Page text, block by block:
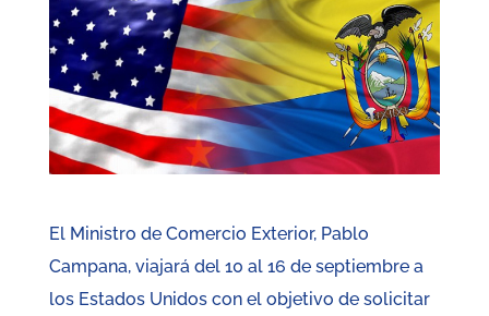
El Ministro de Comercio Exterior, Pablo
Campana, viajará del 10 al 16 de septiembre a
los Estados Unidos con el objetivo de solicitar